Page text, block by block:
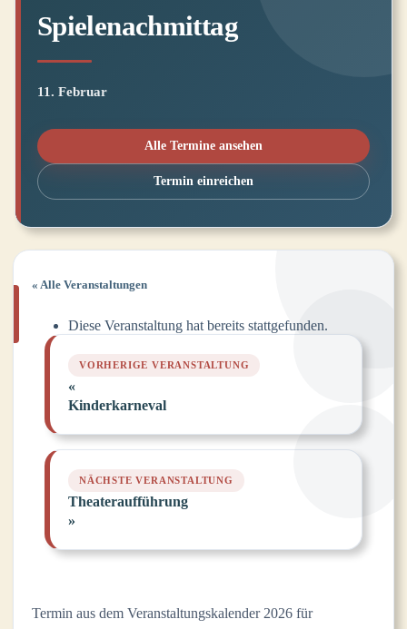
Spielenachmittag
11. Februar
Alle Termine ansehen
Termin einreichen
« Alle Veranstaltungen
Diese Veranstaltung hat bereits stattgefunden.
«
Kinderkarneval
Theateraufführung
»
Termin aus dem Veranstaltungskalender 2026 für